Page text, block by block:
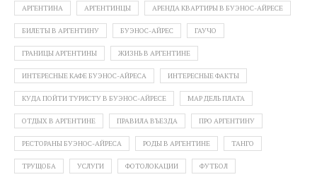
АРГЕНТИНА АРГЕНТИНЦЫ АРЕНДА КВАРТИРЫ В БУЭНОС-АЙРЕСЕ
БИЛЕТЫ В АРГЕНТИНУ БУЭНОС-АЙРЕС ГАУЧО
ГРАНИЦЫ АРГЕНТИНЫ ЖИЗНЬ В АРГЕНТИНЕ
ИНТЕРЕСНЫЕ КАФЕ БУЭНОС-АЙРЕСА ИНТЕРЕСНЫЕ ФАКТЫ
КУДА ПОЙТИ ТУРИСТУ В БУЭНОС-АЙРЕСЕ МАР ДЕЛЬ ПЛАТА
ОТДЫХ В АРГЕНТИНЕ ПРАВИЛА ВЪЕЗДА ПРО АРГЕНТИНУ
РЕСТОРАНЫ БУЭНОС-АЙРЕСА РОДЫ В АРГЕНТИНЕ ТАНГО
ТРУЩОБА УСЛУГИ ФОТОЛОКАЦИИ ФУТБОЛ